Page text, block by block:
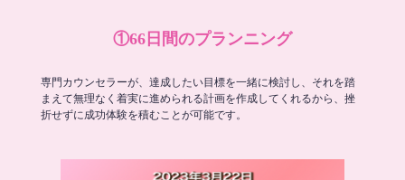
①66日間のプランニング
専門カウンセラーが、達成したい目標を一緒に検討し、それを踏
まえて無理なく着実に進められる計画を作成してくれるから、挫
折せずに成功体験を積むことが可能です。